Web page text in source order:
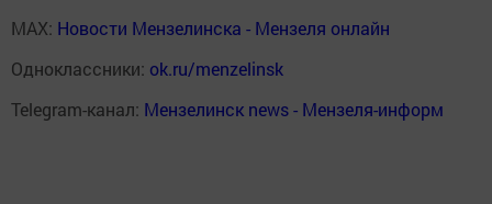
MAX: Новости Мензелинска - Мензеля онлайн
Одноклассники: ok.ru/menzelinsk
Telegram-канал: Мензелинск news - Мензеля-информ